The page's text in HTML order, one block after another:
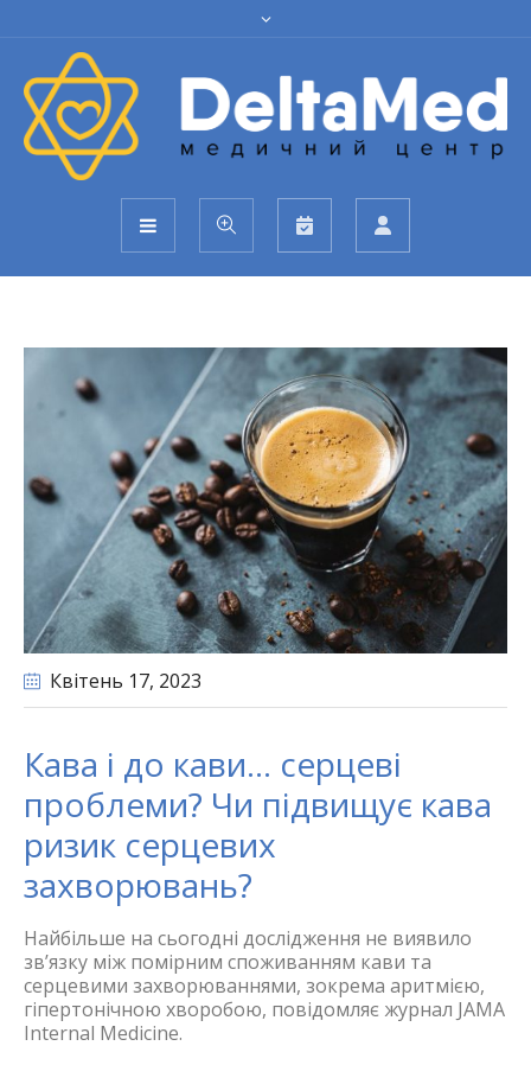
Квітень 17, 2023
Кава і до кави… серцеві
проблеми? Чи підвищує кава
ризик серцевих
захворювань?
Найбільше на сьогодні дослідження не виявило
зв’язку між помірним споживанням кави та
серцевими захворюваннями, зокрема аритмією,
гіпертонічною хворобою, повідомляє журнал JAMA
Internal Medicine.